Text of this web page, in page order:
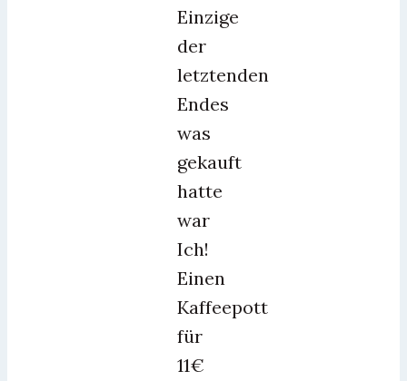
Einzige
der
letztenden
Endes
was
gekauft
hatte
war
Ich!
Einen
Kaffeepott
für
11€